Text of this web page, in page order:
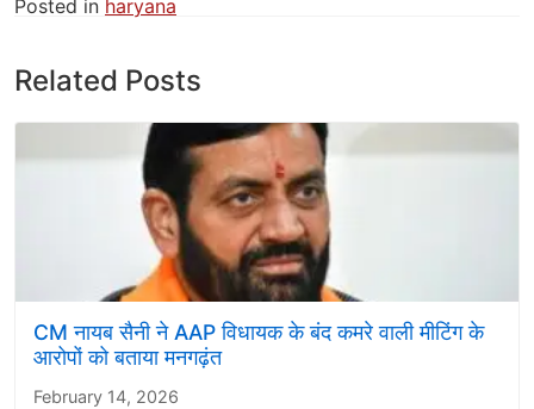
Posted in haryana
Related Posts
CM नायब सैनी ने AAP विधायक के बंद कमरे वाली मीटिंग के
आरोपों को बताया मनगढ़ंत
February 14, 2026